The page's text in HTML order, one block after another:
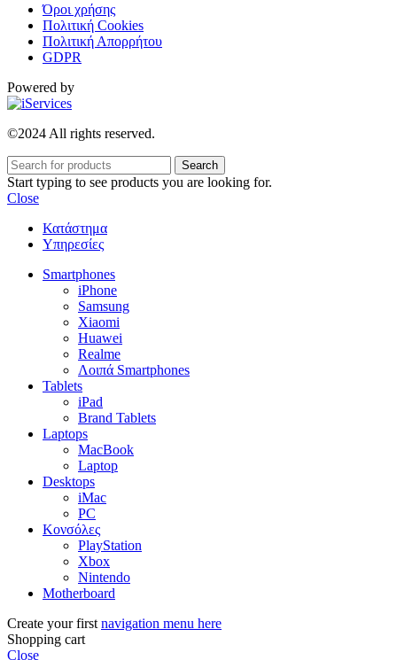
Όροι χρήσης
Πολιτική Cookies
Πολιτική Απορρήτου
GDPR
Powered by
©2024 All rights reserved.
Search
Start typing to see products you are looking for.
Close
Κατάστημα
Υπηρεσίες
Smartphones
iPhone
Samsung
Xiaomi
Huawei
Realme
Λοιπά Smartphones
Tablets
iPad
Brand Tablets
Laptops
MacBook
Laptop
Desktops
iMac
PC
Κονσόλες
PlayStation
Xbox
Nintendo
Motherboard
Create your first navigation menu here
Shopping cart
Close